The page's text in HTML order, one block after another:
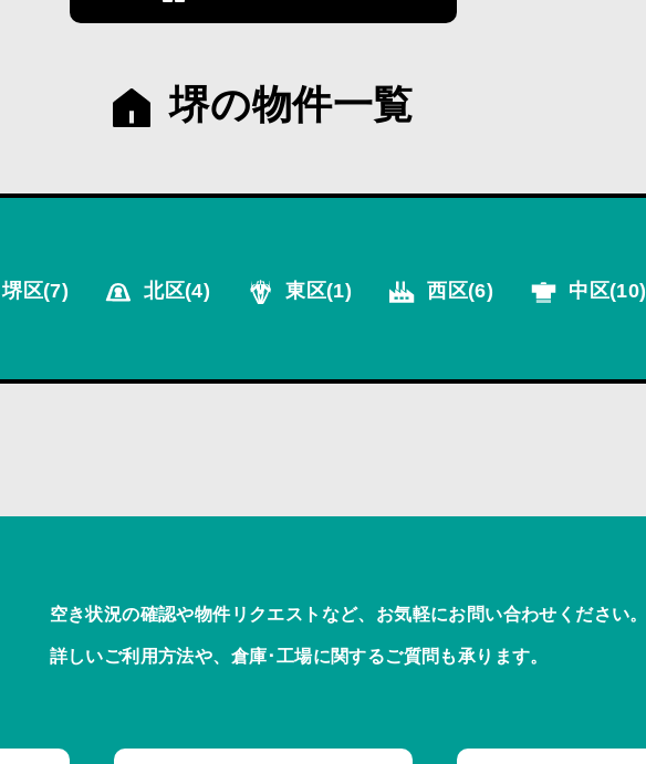
堺の物件一覧
堺区(7) 北区(4) 東区(1) 西区(6) 中区(10)
空き状況の確認や物件リクエストなど、お気軽にお問い合わせください。
詳しいご利用方法や、倉庫･工場に関するご質問も承ります。